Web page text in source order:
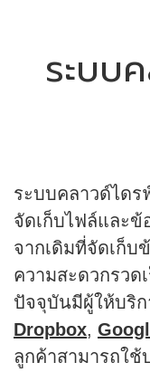
ระบบ
ระบบคลาวด์ไดร
จัดเก็บไฟล์และข้
จากเดิมที่จัดเก็บ
ความสะดวกรวด
ปัจจุบันมีผู้ให้บริ
Dropbox,
ลูกค้าสามารถใช้